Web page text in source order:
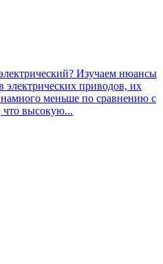
Изучаем нюансы
электрических приводов, их
намного меньше по сравнению с
что высокую...